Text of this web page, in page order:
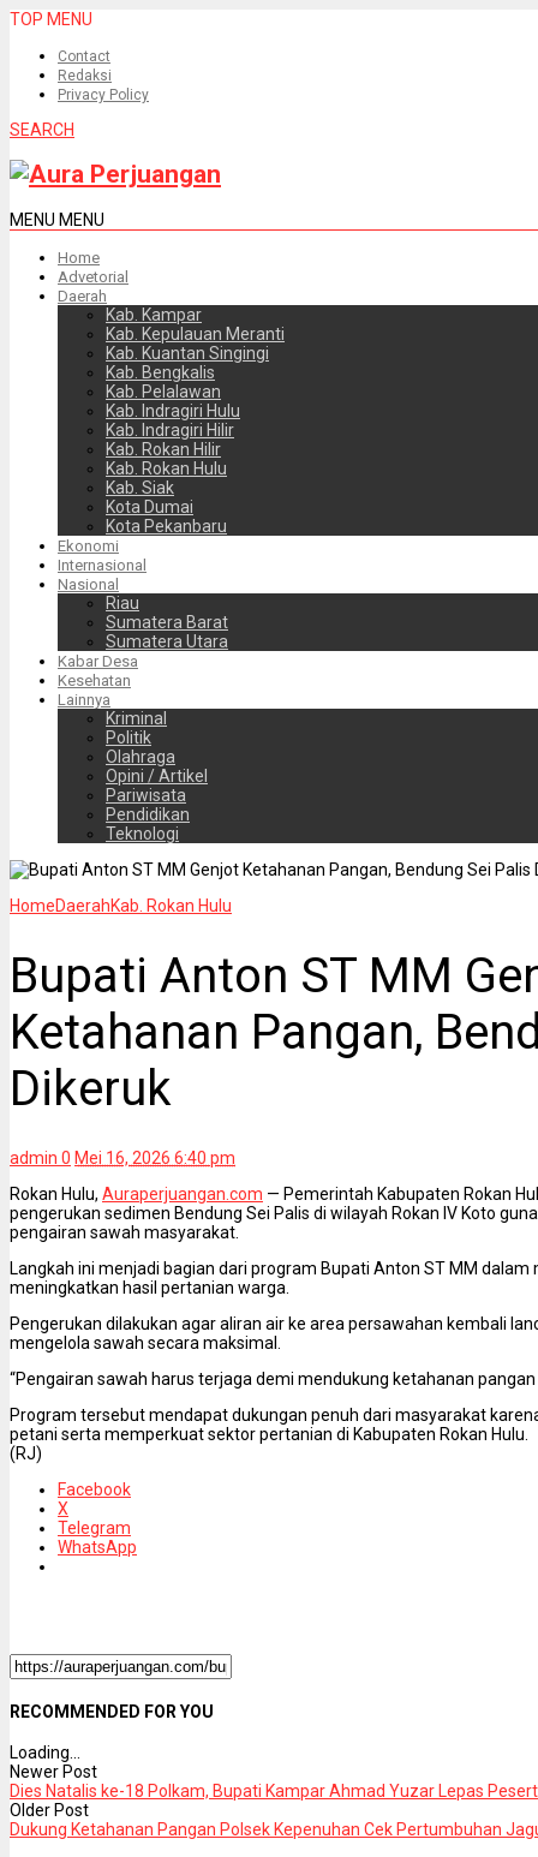
TOP MENU
Contact
Redaksi
Privacy Policy
SEARCH
MENU MENU
Home
Advetorial
Daerah
Kab. Kampar
Kab. Kepulauan Meranti
Kab. Kuantan Singingi
Kab. Bengkalis
Kab. Pelalawan
Kab. Indragiri Hulu
Kab. Indragiri Hilir
Kab. Rokan Hilir
Kab. Rokan Hulu
Kab. Siak
Kota Dumai
Kota Pekanbaru
Ekonomi
Internasional
Nasional
Riau
Sumatera Barat
Sumatera Utara
Kabar Desa
Kesehatan
Lainnya
Kriminal
Politik
Olahraga
Opini / Artikel
Pariwisata
Pendidikan
Teknologi
HomeDaerahKab. Rokan Hulu
Bupati Anton ST MM
Ketahanan Pangan,
Dikeruk
admin 0 Mei 16, 2026 6:40 pm
Rokan Hulu, Auraperjuangan.com — Pemerintah Kabupaten Rokan
pengerukan sedimen Bendung Sei Palis di wilayah Rokan IV Koto
pengairan sawah masyarakat.
Langkah ini menjadi bagian dari program Bupati Anton ST MM
meningkatkan hasil pertanian warga.
Pengerukan dilakukan agar aliran air ke area persawahan kembali
mengelola sawah secara maksimal.
“Pengairan sawah harus terjaga demi mendukung ketahanan
Program tersebut mendapat dukungan penuh dari masyarakat
petani serta memperkuat sektor pertanian di Kabupaten Rokan Hulu.
(RJ)
Facebook
X
Telegram
WhatsApp
RECOMMENDED FOR YOU
Loading...
Newer Post
Dies Natalis ke-18 Polkam, Bupati Kampar Ahmad Yuzar Lepas
Older Post
Dukung Ketahanan Pangan Polsek Kepenuhan Cek Pertumbuhan